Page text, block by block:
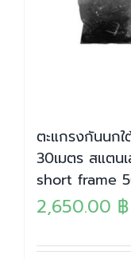
ตะแกรงกันนก
30เมตร สแต
short frame
2,650.00 ฿